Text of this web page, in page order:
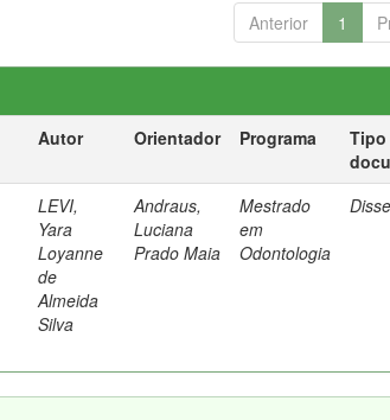
Anterior 1
Autor Orientador Programa
Tipo
LEVI,
Yara
Loyanne
de
Almeida
Silva
Andraus,
Luciana
Prado Maia
Mestrado
em
Odontologia